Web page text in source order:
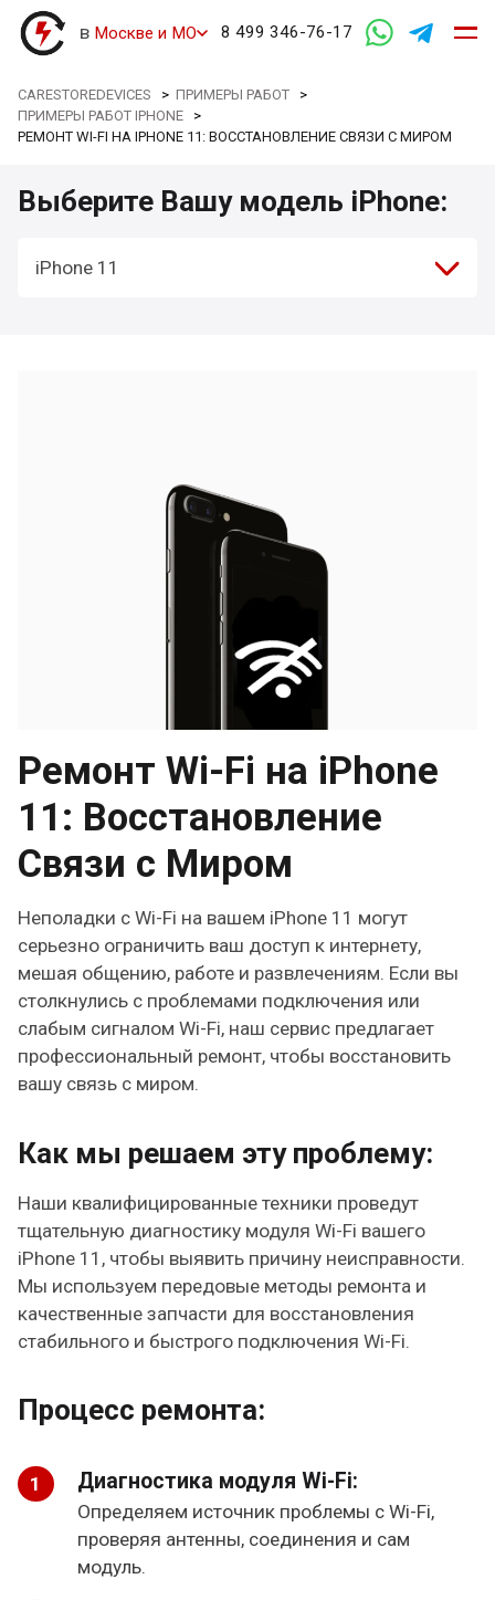
в Москве и МО 8 499 346-76-17
CARESTOREDEVICES >ПРИМЕРЫ РАБОТ >
ПРИМЕРЫ РАБОТ IPHONE >
РЕМОНТ WI-FI НА IPHONE 11: ВОССТАНОВЛЕНИЕ СВЯЗИ С МИРОМ
Выберите Вашу модель iPhone:
iPhone 11
Ремонт Wi-Fi на iPhone
11: Восстановление
Связи с Миром
Неполадки с Wi-Fi на вашем iPhone 11 могут
серьезно ограничить ваш доступ к интернету,
мешая общению, работе и развлечениям. Если вы
столкнулись с проблемами подключения или
слабым сигналом Wi-Fi, наш сервис предлагает
профессиональный ремонт, чтобы восстановить
вашу связь с миром.
Как мы решаем эту проблему:
Наши квалифицированные техники проведут
тщательную диагностику модуля Wi-Fi вашего
iPhone 11, чтобы выявить причину неисправности.
Мы используем передовые методы ремонта и
качественные запчасти для восстановления
стабильного и быстрого подключения Wi-Fi.
Процесс ремонта:
Диагностика модуля Wi-Fi:
Определяем источник проблемы с Wi-Fi,
проверяя антенны, соединения и сам
модуль.